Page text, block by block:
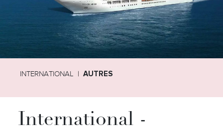
INTERNATIONAL AUTRES
International -